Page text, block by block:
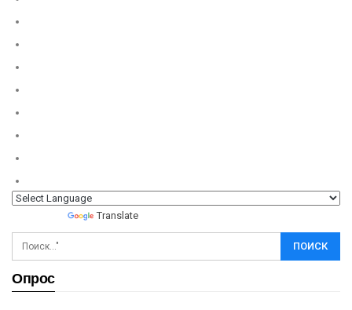
Translate
Опрос